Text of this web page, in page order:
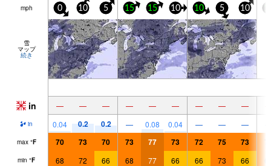
mph 0 10 5 15 15 10 10 5 10
雪
マップ
続き
in — — — — — — — — —
in 0.04 0.2 0.2 — 0.08 0.04 — — —
max °F 70 73 70 73 77 73 72 75 73
min °F 68 72 66 68 77 66 66 73 66